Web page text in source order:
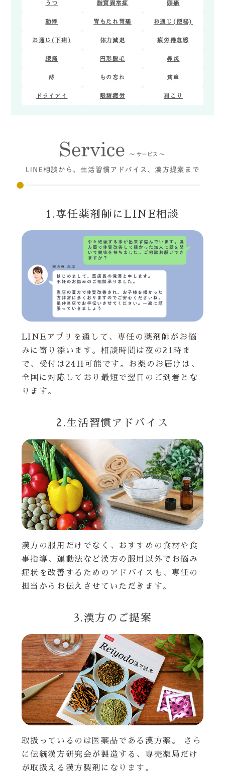
うつ 脂質異常症 頭痛
動悸 胃もたれ胃痛 お通じ(便秘)
お通じ(下痢) 体力減退 疲労倦怠感
腰痛 円形脱毛 鼻炎
痔 もの忘れ 貧血
ドライアイ 眼精疲労 肩こり
1.専任薬剤師にLINE相談
LINEアプリを通して、専任の薬剤師がお悩
みに寄り添います。相談時間は夜の21時ま
で、受付は24H可能です。お薬のお届けは、
全国に対応しており最短で翌日のご到着とな
ります。
2.生活習慣アドバイス
漢方の服用だけでなく、おすすめの食材や食
事指導、運動法など漢方の服用以外でお悩み
症状を改善するためのアドバイスも、専任の
担当からお伝えさせていただきます。
3.漢方のご提案
取扱っているのは医薬品である漢方薬。 さら
に伝統漢方研究会が製造する、専売薬局だけ
が取扱える漢方製剤になります。